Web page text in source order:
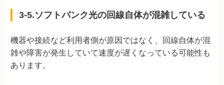
3-5.ソフトバンク光の回線自体が混雑している
機器や接続など利用者側が原因ではなく、回線自体が混
雑や障害が発生していて速度が遅くなっている可能性も
あります。